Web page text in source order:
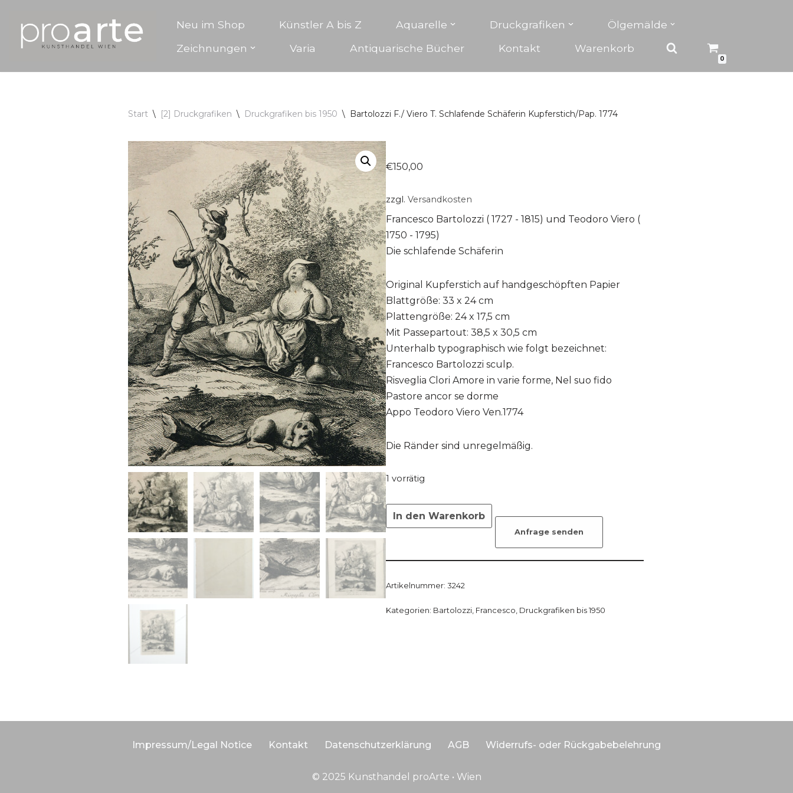
Zum
Inhalt
Neu im Shop Künstler A bis Z Aquarelle Druckgrafiken
Ölgemälde
Zeichnungen
Varia Antiquarische Bücher Kontakt Warenkorb
0
Start \ [2] Druckgrafiken \ Druckgrafiken bis 1950 \ Bartolozzi F./ Viero T. Schlafende Schäferin Kupferstich/Pap. 1774
€150,00
zzgl. Versandkosten
Francesco Bartolozzi ( 1727 - 1815) und Teodoro Viero (
1750 - 1795)
Die schlafende Schäferin
Original Kupferstich auf handgeschöpften Papier
Blattgröße: 33 x 24 cm
Plattengröße: 24 x 17,5 cm
Mit Passepartout: 38,5 x 30,5 cm
Unterhalb typographisch wie folgt bezeichnet:
Francesco Bartolozzi sculp.
Risveglia Clori Amore in varie forme, Nel suo fido
Pastore ancor se dorme
Appo Teodoro Viero Ven.1774
Die Ränder sind unregelmäßig.
1 vorrätig
In den Warenkorb
Anfrage senden
Artikelnummer: 3242
Kategorien: Bartolozzi, Francesco Druckgrafiken bis 1950
Impressum/Legal Notice Kontakt Datenschutzerklärung AGB Widerrufs- oder Rückgabebelehrung
© 2025 Kunsthandel proArte • Wien